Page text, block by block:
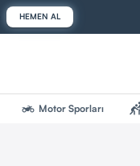
HEMEN AL
two_wheeler Motor Sporları